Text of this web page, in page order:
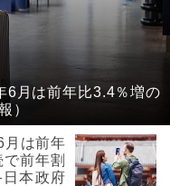
6月は前年比3.4％増の
）
月は前年
前年割
本政府